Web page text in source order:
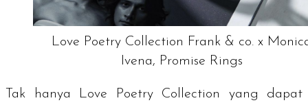
Love Poetry Collection Frank & co. x
Ivena, Promise Rings
Tak hanya Love Poetry Collection yang dapat